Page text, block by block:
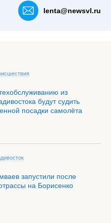
lenta@newsvl.ru
из
будут судить
посадки самолёта
запустили после
на Борисенко